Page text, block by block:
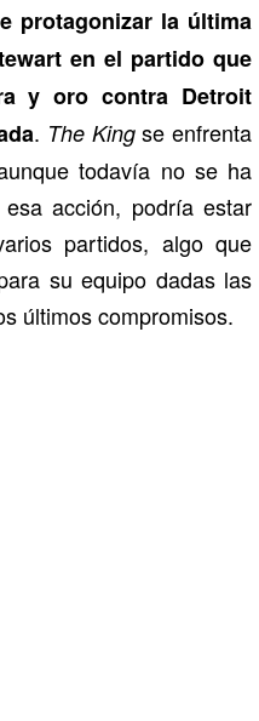
protagonizar la última
en el partido que
y oro contra Detroit
. The Kingse enfrenta
todavía no se ha
acción, podría estar
partidos, algo que
su equipo dadas las
últimos compromisos.